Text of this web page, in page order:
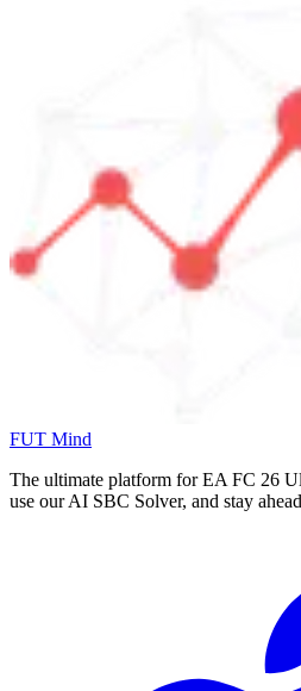
FUT Mind
The ultimate platform for EA FC 26
use our AI SBC Solver, and stay